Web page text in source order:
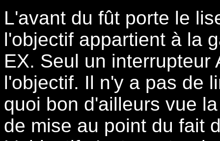
L'avant du fût porte le
l'objectif appartient à la
EX. Seul un interrupteur
l'objectif. Il n'y a pas de
quoi bon d'ailleurs vue
de mise au point du fait